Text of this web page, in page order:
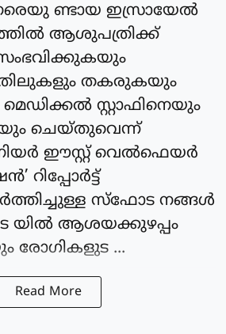
ണ്ടായ ഇസ്രായേല്‍
ത്തില്‍ ആശുപത്രിക്ക്
തകരുകയും
സ്റ്റാഫിനെയും
ചെയ്തുവെന്ന്
ഈസ്റ്റ് വെല്‍ഫെയര്‍
സ്‌ഫോട നങ്ങള്‍
യില്‍ ആശയക്കുഴപ്പം
രോഗികളുട ...
Read More